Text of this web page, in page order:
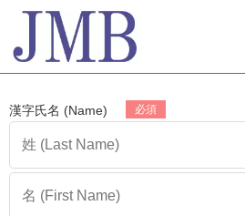
漢字氏名 (Name)